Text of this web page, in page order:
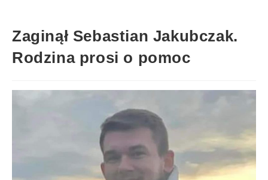
Zaginął Sebastian Jakubczak.
Rodzina prosi o pomoc